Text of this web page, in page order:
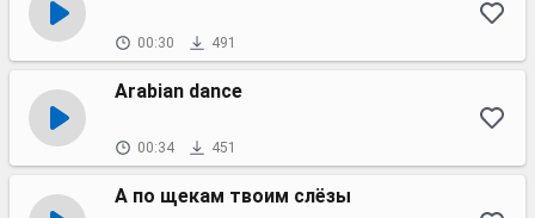
00:30 491
Arabian dance
00:34 451
А по щекам твоим слёзы